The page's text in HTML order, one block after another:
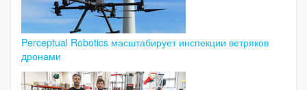
Perceptual Robotics масштабирует инспекции ветряков
дронами